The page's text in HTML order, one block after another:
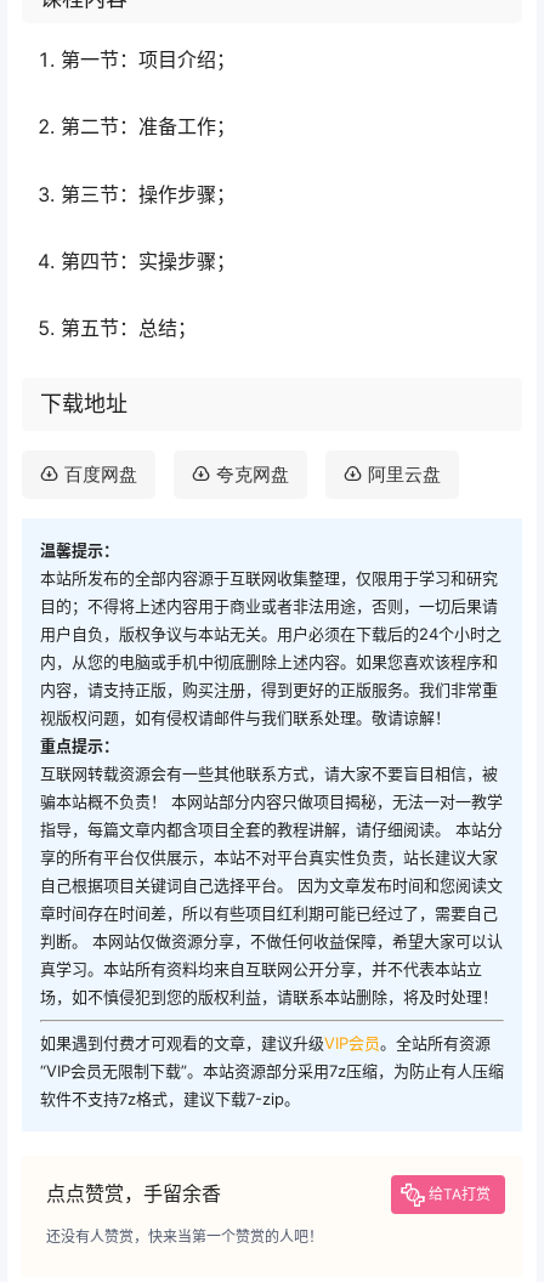
第一节：项目介绍；
第二节：准备工作；
第三节：操作步骤；
第四节：实操步骤；
第五节：总结；
下载地址
百度网盘 夸克网盘 阿里云盘
温馨提示：
本站所发布的全部内容源于互联网收集整理，仅限用于学习和研究
目的；不得将上述内容用于商业或者非法用途，否则，一切后果请
用户自负，版权争议与本站无关。用户必须在下载后的24个小时之
内，从您的电脑或手机中彻底删除上述内容。如果您喜欢该程序和
内容，请支持正版，购买注册，得到更好的正版服务。我们非常重
视版权问题，如有侵权请邮件与我们联系处理。敬请谅解！
重点提示：
互联网转载资源会有一些其他联系方式，请大家不要盲目相信，被
骗本站概不负责！ 本网站部分内容只做项目揭秘，无法一对一教学
指导，每篇文章内都含项目全套的教程讲解，请仔细阅读。 本站分
享的所有平台仅供展示，本站不对平台真实性负责，站长建议大家
自己根据项目关键词自己选择平台。 因为文章发布时间和您阅读文
章时间存在时间差，所以有些项目红利期可能已经过了，需要自己
判断。 本网站仅做资源分享，不做任何收益保障，希望大家可以认
真学习。本站所有资料均来自互联网公开分享，并不代表本站立
场，如不慎侵犯到您的版权利益，请联系本站删除，将及时处理！
如果遇到付费才可观看的文章，建议升级VIP会员。全站所有资源
“VIP会员无限制下载”。本站资源部分采用7z压缩，为防止有人压缩
软件不支持7z格式，建议下载7-zip。
点点赞赏，手留余香 给TA打赏
还没有人赞赏，快来当第一个赞赏的人吧！